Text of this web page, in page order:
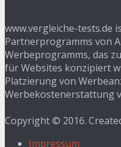
www.vergleiche-tests.de
Partnerprogramms von
Werbeprogramms, das
für Websites konzipiert
Platzierung von
Werbekostenerstattung
Copyright © 2016.
Impressum